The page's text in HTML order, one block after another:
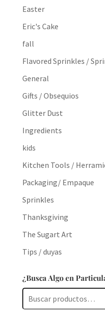
Easter
Eric's Cake
fall
Flavored Sprinkles /
General
Gifts / Obsequios
Glitter Dust
Ingredients
kids
Kitchen Tools /
Packaging/ Empaque
Sprinkles
Thanksgiving
The Sugart Art
Tips / duyas
¿Busca Algo en
Buscar
por: